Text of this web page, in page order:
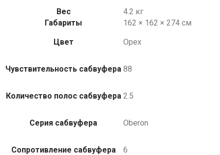
Вес
4.2 кг
Габариты
162 × 162 × 274 см
Цвет Орех
Чувствительность сабвуфера 88
Количество полос сабвуфера 2.5
Серия сабвуфера Oberon
Сопротивление сабвуфера 6